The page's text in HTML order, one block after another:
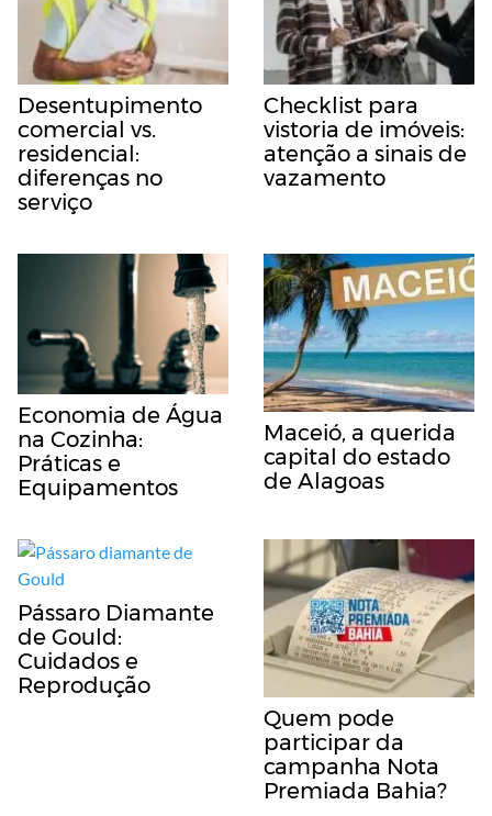
Desentupimento
comercial vs.
residencial:
diferenças no
serviço
Checklist para
vistoria de imóveis:
atenção a sinais de
vazamento
Economia de Água
na Cozinha:
Práticas e
Equipamentos
Maceió, a querida
capital do estado
de Alagoas
Pássaro Diamante
de Gould:
Cuidados e
Reprodução
Quem pode
participar da
campanha Nota
Premiada Bahia?